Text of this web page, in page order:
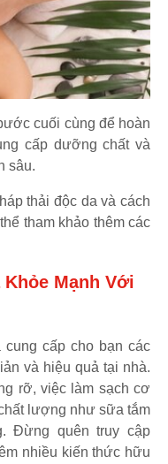
cuối cùng để hoàn
cấp dưỡng chất và
sâu.
thải độc da và cách
tham khảo thêm các
Mạnh Với
cung cấp cho bạn các
và hiệu quả tại nhà.
rỡ, việc làm sạch cơ
lượng như sữa tắm
Đừng quên truy cập
nhiều kiến thức hữu